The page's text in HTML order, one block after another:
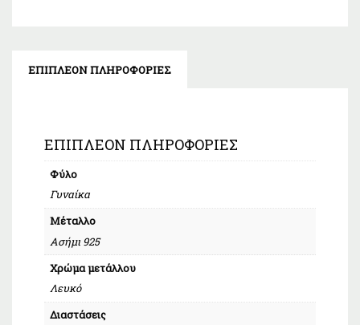
ΕΠΙΠΛΈΟΝ ΠΛΗΡΟΦΟΡΊΕΣ
ΕΠΙΠΛΈΟΝ ΠΛΗΡΟΦΟΡΊΕΣ
Φύλο
Γυναίκα
Μέταλλο
Ασήμι 925
Χρώμα μετάλλου
Λευκό
Διαστάσεις